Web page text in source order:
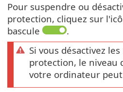
Pour suspendre ou
protection, cliquez sur
bascule
.
Si vous désactivez
protection, le niveau
votre ordinateur